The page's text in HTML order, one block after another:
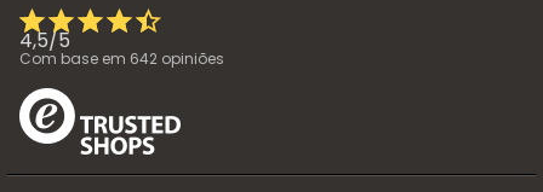
4,5/5
Com base em 642 opiniões